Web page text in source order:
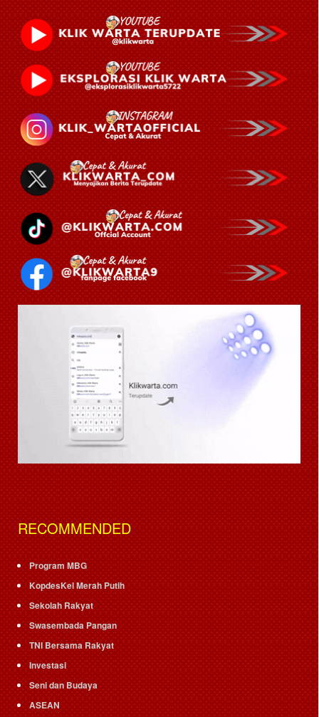
RECOMMENDED
Program MBG
KopdesKel Merah Putih
Sekolah Rakyat
Swasembada Pangan
TNI Bersama Rakyat
Investasi
Seni dan Budaya
ASEAN